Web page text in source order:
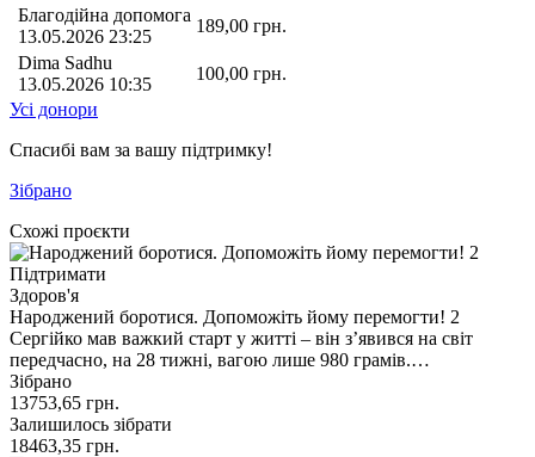
Благодійна допомога
13.05.2026 23:25
189,00 грн.
Dima Sadhu
13.05.2026 10:35
100,00 грн.
Усі донори
Спасибі вам за вашу підтримку!
Зібрано
Схожі проєкти
Підтримати
Здоров'я
Народжений боротися. Допоможіть йому перемогти! 2
Сергійко мав важкий старт у житті – він з’явився на світ
передчасно, на 28 тижні, вагою лише 980 грамів.…
Зібрано
13753,65 грн.
Залишилось зібрати
18463,35 грн.